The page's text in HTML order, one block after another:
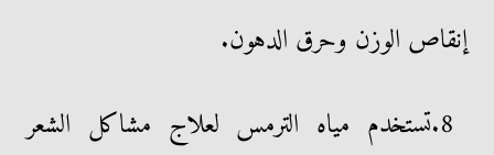
إنقاص الوزن وحرق الدهون.
8.تستخدم مياه الترمس لعلاج مشاكل الشعر